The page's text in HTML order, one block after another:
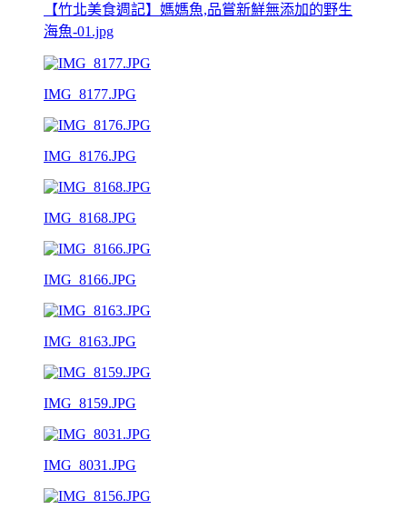
【竹北美食週記】媽媽魚,品嘗新鮮無添加的野生
海魚-01.jpg
IMG_8177.JPG
IMG_8176.JPG
IMG_8168.JPG
IMG_8166.JPG
IMG_8163.JPG
IMG_8159.JPG
IMG_8031.JPG